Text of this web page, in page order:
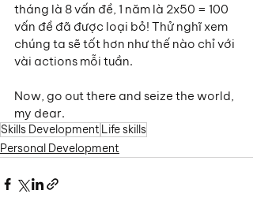
tháng là 8 vấn đề, 1 năm là 2x50 = 100
vấn đề đã được loại bỏ! Thử nghĩ xem
chúng ta sẽ tốt hơn như thế nào chỉ với
vài actions mỗi tuần.
Now, go out there and seize the world,
my dear.
Skills Development Life skills
Personal Development